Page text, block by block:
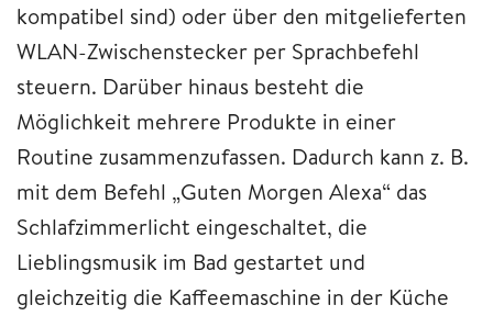
kompatibel sind) oder über den mitgelieferten
WLAN-Zwischenstecker per Sprachbefehl
steuern. Darüber hinaus besteht die
Möglichkeit mehrere Produkte in einer
Routine zusammenzufassen. Dadurch kann z. B.
mit dem Befehl „Guten Morgen Alexa“ das
Schlafzimmerlicht eingeschaltet, die
Lieblingsmusik im Bad gestartet und
gleichzeitig die Kaffeemaschine in der Küche